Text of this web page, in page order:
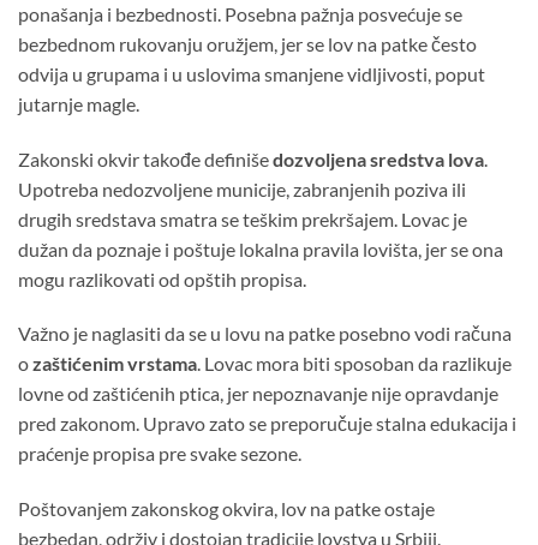
ponašanja i bezbednosti. Posebna pažnja posvećuje se
bezbednom rukovanju oružjem, jer se lov na patke često
odvija u grupama i u uslovima smanjene vidljivosti, poput
jutarnje magle.
Zakonski okvir takođe definišedozvoljena sredstva lova
Upotreba nedozvoljene municije, zabranjenih poziva ili
drugih sredstava smatra se teškim prekršajem. Lovac je
dužan da poznaje i poštuje lokalna pravila lovišta, jer se ona
mogu razlikovati od opštih propisa.
Važno je naglasiti da se u lovu na patke posebno vodi računa
ozaštićenim vrstama. Lovac mora biti sposoban da razlikuje
lovne od zaštićenih ptica, jer nepoznavanje nije opravdanje
pred zakonom. Upravo zato se preporučuje stalna edukacija i
praćenje propisa pre svake sezone.
Poštovanjem zakonskog okvira, lov na patke ostaje
bezbedan, održiv i dostojan tradicije lovstva u Srbiji.